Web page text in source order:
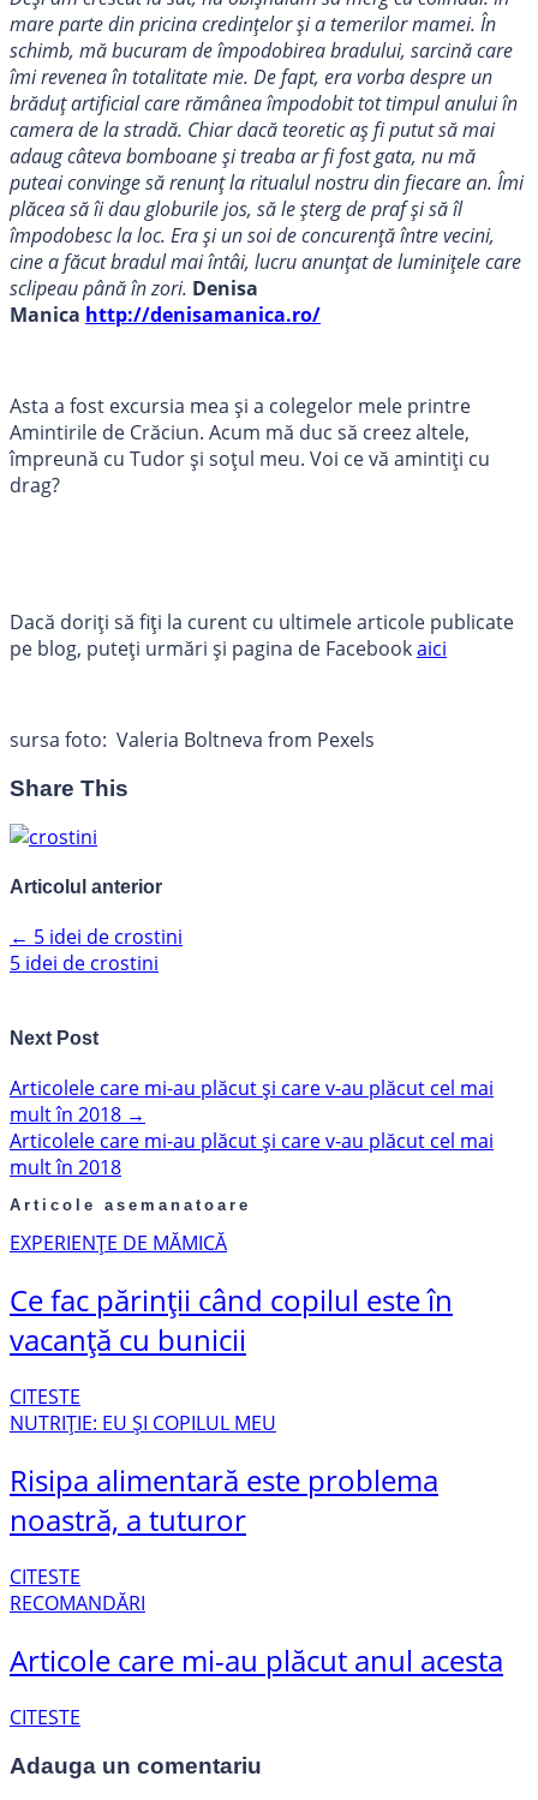
mare parte din pricina credințelor și a temerilor mamei. În
schimb, mă bucuram de împodobirea bradului, sarcină care
îmi revenea în totalitate mie. De fapt, era vorba despre un
brăduț artificial care rămânea împodobit tot timpul anului în
camera de la stradă. Chiar dacă teoretic aș fi putut să mai
adaug câteva bomboane și treaba ar fi fost gata, nu mă
puteai convinge să renunț la ritualul nostru din fiecare an. Îmi
plăcea să îi dau globurile jos, să le șterg de praf și să îl
împodobesc la loc. Era și un soi de concurență între vecini,
cine a făcut bradul mai întâi, lucru anunțat de luminițele care
sclipeau până în zori. Denisa
Manica http://denisamanica.ro/
Asta a fost excursia mea și a colegelor mele printre
Amintirile de Crăciun. Acum mă duc să creez altele,
împreună cu Tudor și soțul meu. Voi ce vă amintiți cu
drag?
Dacă doriți să fiți la curent cu ultimele articole publicate
pe blog, puteți urmări și pagina de Facebookaici
sursa foto: Valeria Boltneva from Pexels
Share This
Articolul anterior
← 5 idei de crostini
5 idei de crostini
Next Post
Articolele care mi-au plăcut și care v-au plăcut cel mai
mult în 2018 →
Articolele care mi-au plăcut și care v-au plăcut cel mai
mult în 2018
Articole asemanatoare
EXPERIENȚE DE MĂMICĂ
Ce fac părinții când copilul este în
vacanță cu bunicii
CITESTE
NUTRIȚIE: EU ȘI COPILUL MEU
Risipa alimentară este problema
noastră, a tuturor
CITESTE
RECOMANDĂRI
Articole care mi-au plăcut anul acesta
CITESTE
Adauga un comentariu